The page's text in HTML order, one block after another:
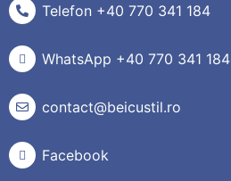
Telefon +40 770 341 184
WhatsApp +40 770 341 184
contact@beicustil.ro
Facebook